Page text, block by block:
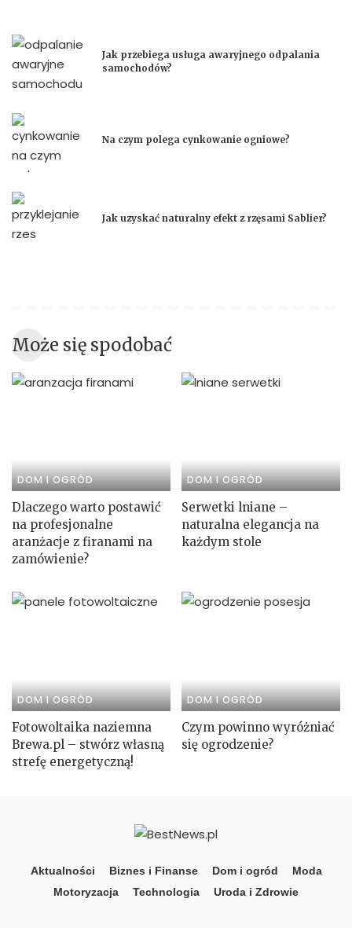
Jak przebiega usługa awaryjnego odpalania
samochodów?
Na czym polega cynkowanie ogniowe?
Jak uzyskać naturalny efekt z rzęsami Sablier?
Może się spodobać
DOM I OGRÓD
Dlaczego warto postawić
na profesjonalne
aranżacje z firanami na
zamówienie?
DOM I OGRÓD
Serwetki lniane –
naturalna elegancja na
każdym stole
DOM I OGRÓD
Fotowoltaika naziemna
Brewa.pl – stwórz własną
strefę energetyczną!
DOM I OGRÓD
Czym powinno wyróżniać
się ogrodzenie?
Aktualności Biznes i Finanse Dom i ogród
Moda
Motoryzacja
Technologia Uroda i Zdrowie